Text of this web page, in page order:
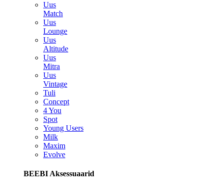
Uus
Match
Uus
Lounge
Uus
Altitude
Uus
Mitra
Uus
Vintage
Tuli
Concept
4 You
Spot
Young Users
Milk
Maxim
Evolve
BEEBI Aksessuaarid